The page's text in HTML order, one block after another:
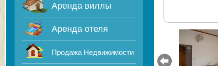
Аренда виллы
Аренда отеля
Продажа Недвижимости